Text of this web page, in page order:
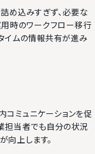
め込みすぎず、必要な
時のワークフロー移行
イムの情報共有が進み
コミュニケーションを促
担当者でも自分の状況
向上します。